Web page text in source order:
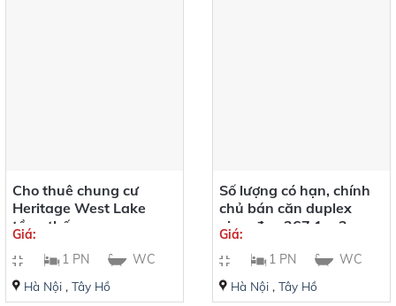
Cho thuê chung cư
Heritage West Lake
tầng thấp
Giá:
1 PN
WC
Hà Nội, Tây Hồ
Số lượng có hạn, chính
chủ bán căn duplex
view đẹp 267,1 m2
Giá:
1 PN
WC
Hà Nội, Tây Hồ